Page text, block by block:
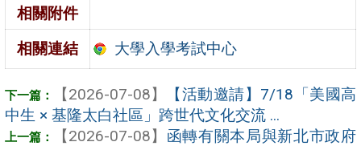
相關附件
相關連結
大學入學考試中心
【2026-07-08】
【活動邀請】7/18「美國高
中生 × 基隆太白社區」跨世代文化交流 ...
【2026-07-08】 函轉有關本局與新北市政府